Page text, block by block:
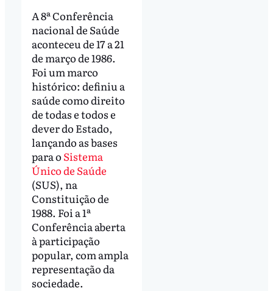
A 8ª Conferência
nacional de Saúde
aconteceu de 17 a 21
de março de 1986.
Foi um marco
histórico: definiu a
saúde como direito
de todas e todos e
dever do Estado,
lançando as bases
para o Sistema
Único de Saúde
(SUS), na
Constituição de
1988. Foi a 1ª
Conferência aberta
à participação
popular, com ampla
representação da
sociedade.